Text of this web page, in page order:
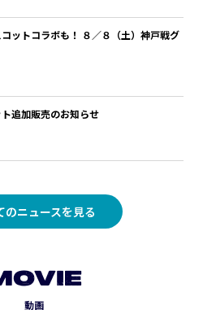
ットコラボも！ ８／８（土）神戸戦グ
追加販売のお知らせ
のニュースを見る
動画